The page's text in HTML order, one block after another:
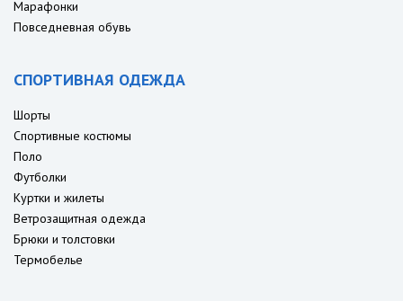
Марафонки
Повседневная обувь
СПОРТИВНАЯ ОДЕЖДА
Шорты
Спортивные костюмы
Поло
Футболки
Куртки и жилеты
Ветрозащитная одежда
Брюки и толстовки
Термобелье